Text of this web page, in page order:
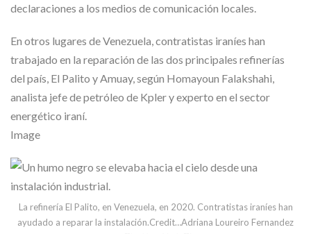
declaraciones a los medios de comunicación locales.
En otros lugares de Venezuela, contratistas iraníes han
trabajado en la reparación de las dos principales refinerías
del país, El Palito y Amuay, según Homayoun Falakshahi,
analista jefe de petróleo de Kpler y experto en el sector
energético iraní.
Image
La refinería El Palito, en Venezuela, en 2020. Contratistas iraníes han
ayudado a reparar la instalación.Credit…Adriana Loureiro Fernandez